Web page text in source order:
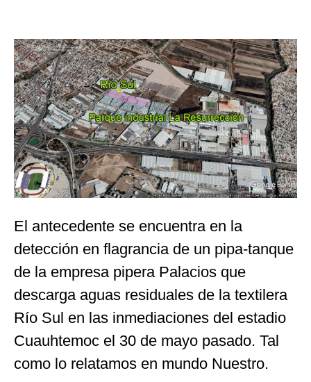
El antecedente se encuentra en la
detección en flagrancia de un pipa-tanque
de la empresa pipera Palacios que
descarga aguas residuales de la textilera
Río Sul en las inmediaciones del estadio
Cuauhtemoc el 30 de mayo pasado. Tal
como lo relatamos en mundo Nuestro.